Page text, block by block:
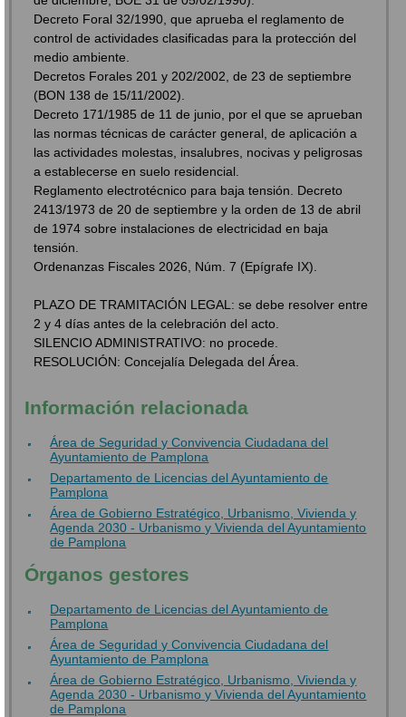
Decreto Foral 32/1990, que aprueba el reglamento de
control de actividades clasificadas para la protección del
medio ambiente.
Decretos Forales 201 y 202/2002, de 23 de septiembre
(BON 138 de 15/11/2002).
Decreto 171/1985 de 11 de junio, por el que se aprueban
las normas técnicas de carácter general, de aplicación a
las actividades molestas, insalubres, nocivas y peligrosas
a establecerse en suelo residencial.
Reglamento electrotécnico para baja tensión. Decreto
2413/1973 de 20 de septiembre y la orden de 13 de abril
de 1974 sobre instalaciones de electricidad en baja
tensión.
Ordenanzas Fiscales 2026, Núm. 7 (Epígrafe IX).
PLAZO DE TRAMITACIÓN LEGAL: se debe resolver entre
2 y 4 días antes de la celebración del acto.
SILENCIO ADMINISTRATIVO: no procede.
RESOLUCIÓN: Concejalía Delegada del Área.
Información relacionada
Área de Seguridad y Convivencia Ciudadana del
Ayuntamiento de Pamplona
Departamento de Licencias del Ayuntamiento de
Pamplona
Área de Gobierno Estratégico, Urbanismo, Vivienda y
Agenda 2030 - Urbanismo y Vivienda del Ayuntamiento
de Pamplona
Órganos gestores
Departamento de Licencias del Ayuntamiento de
Pamplona
Área de Seguridad y Convivencia Ciudadana del
Ayuntamiento de Pamplona
Área de Gobierno Estratégico, Urbanismo, Vivienda y
Agenda 2030 - Urbanismo y Vivienda del Ayuntamiento
de Pamplona